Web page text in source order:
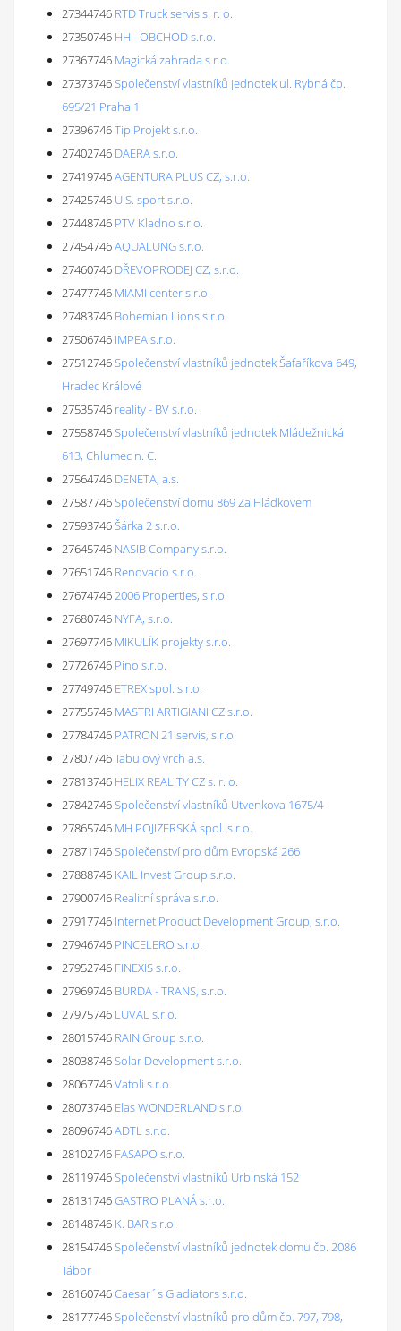
27344746 RTD Truck servis s. r. o.
27350746 HH - OBCHOD s.r.o.
27367746 Magická zahrada s.r.o.
27373746Společenství vlastníků jednotek ul. Rybná čp.
695/21 Praha 1
27396746Tip Projekt s.r.o.
27402746 DAERA s.r.o.
27419746AGENTURA PLUS CZ, s.r.o.
27425746 U.S. sport s.r.o.
27448746 PTV Kladno s.r.o.
27454746AQUALUNG s.r.o.
27460746 DŘEVOPRODEJ CZ, s.r.o.
27477746 MIAMI center s.r.o.
27483746 Bohemian Lions s.r.o.
27506746 IMPEA s.r.o.
27512746Společenství vlastníků jednotek Šafaříkova 649,
Hradec Králové
27535746 reality - BV s.r.o.
27558746Společenství vlastníků jednotek Mládežnická
613, Chlumec n. C.
27564746 DENETA, a.s.
27587746Společenství domu 869 Za Hládkovem
27593746Šárka 2 s.r.o.
27645746 NASIB Company s.r.o.
27651746 Renovacio s.r.o.
276747462006 Properties, s.r.o.
27680746 NYFA, s.r.o.
27697746 MIKULÍK projekty s.r.o.
27726746 Pino s.r.o.
27749746 ETREX spol. s r.o.
27755746 MASTRI ARTIGIANI CZ s.r.o.
27784746 PATRON 21 servis, s.r.o.
27807746Tabulový vrch a.s.
27813746 HELIX REALITY CZ s. r. o.
27842746Společenství vlastníků Utvenkova 1675/4
27865746 MH POJIZERSKÁ spol. s r.o.
27871746Společenství pro dům Evropská 266
27888746 KAIL Invest Group s.r.o.
27900746 Realitní správa s.r.o.
27917746 Internet Product Development Group, s.r.o.
27946746 PINCELERO s.r.o.
27952746 FINEXIS s.r.o.
27969746 BURDA - TRANS, s.r.o.
27975746 LUVAL s.r.o.
28015746 RAIN Group s.r.o.
28038746Solar Development s.r.o.
28067746Vatoli s.r.o.
28073746 Elas WONDERLAND s.r.o.
28096746ADTL s.r.o.
28102746 FASAPO s.r.o.
28119746Společenství vlastníků Urbinská 152
28131746GASTRO PLANÁ s.r.o.
28148746 K. BAR s.r.o.
28154746Společenství vlastníků jednotek domu čp. 2086
Tábor
28160746Caesar´s Gladiators s.r.o.
28177746Společenství vlastníků pro dům čp. 797, 798,